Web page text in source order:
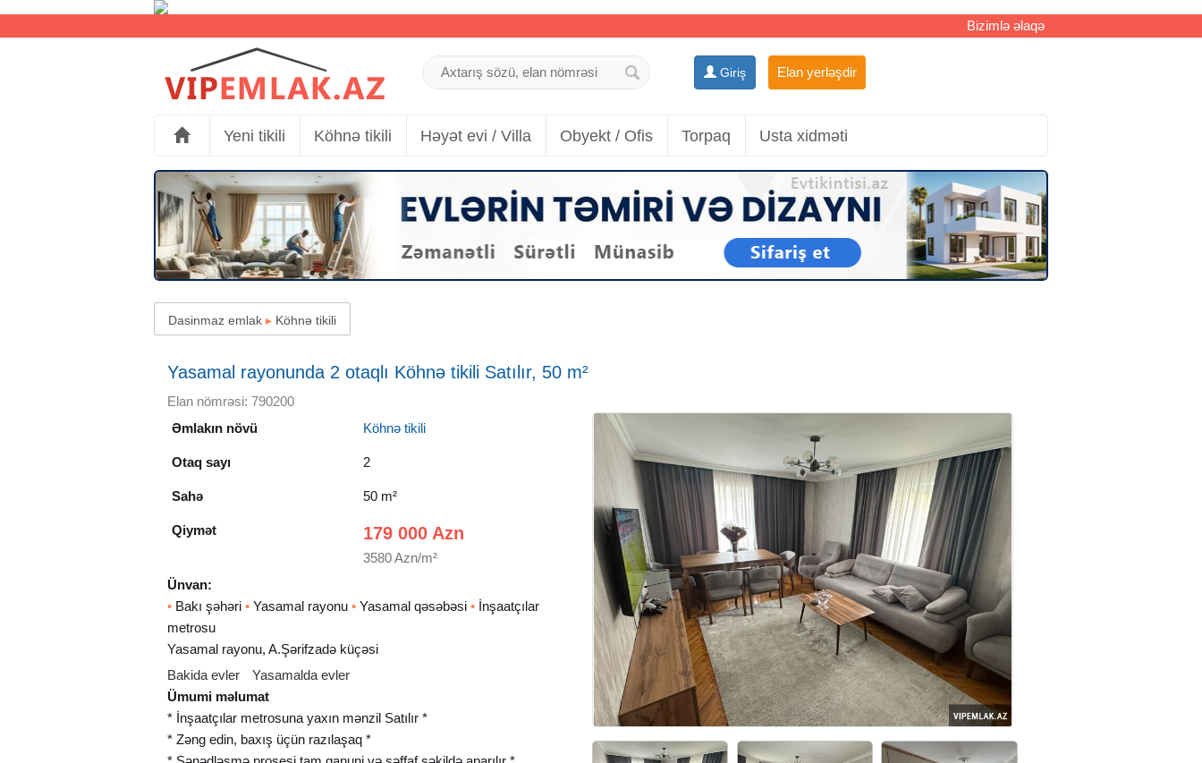
Bizimlə əlaqə
Giriş Elan yerləşdir
Yeni tikili Köhnə tikili Həyət evi / Villa Obyekt / Ofis Torpaq Usta xidməti
Dasinmaz emlak ▸ Köhnə tikili
Yasamal rayonunda 2 otaqlı Köhnə tikili Satılır, 50 m²
Elan nömrəsi: 790200
Əmlakın növü
Köhnə tikili
Otaq sayı 2
Sahə 50 m²
Qiymət 179 000 Azn
3580 Azn/m²
Ünvan:
• Bakı şəhəri • Yasamal rayonu • Yasamal qəsəbəsi • İnşaatçılar
metrosu
Yasamal rayonu, A.Şərifzadə küçəsi
Bakida evler
Yasamalda evler
Ümumi məlumat
* İnşaatçılar metrosuna yaxın mənzil Satılır *
* Zəng edin, baxış üçün razılaşaq *